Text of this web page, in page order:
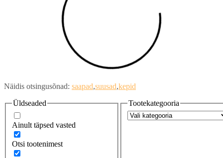
Näidis otsingusõnad: saapad suusad kepid
Üldseaded
Ainult täpsed vasted
Otsi tootenimest
Tootekategooria